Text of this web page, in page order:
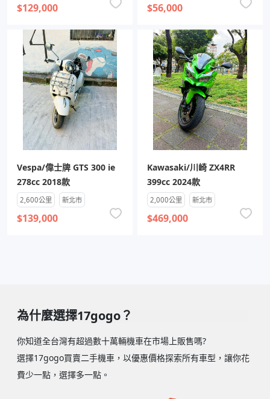
$129,000 $56,000
Vespa/偉士牌 GTS 300 ie
278cc 2018款
2,600公里 新北市
$139,000
Kawasaki/川崎 ZX4RR
399cc 2024款
2,000公里 新北市
$469,000
為什麼選擇17gogo？
你知道全台灣有超過數十萬輛機車在市場上販售嗎?
選擇17gogo買賣二手機車，以優惠價格探索所有車型，讓你花
費少一點，選擇多一點。